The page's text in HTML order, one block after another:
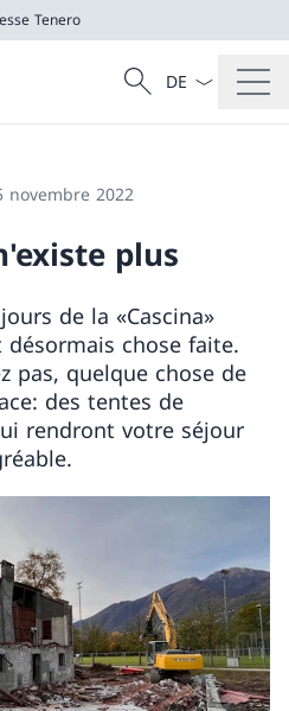
Tenero
Recherche
Recherche
La langue
novembre 2022
plus
de la «Cascina»
désormais chose faite.
pas, quelque chose de
des tentes de
rendront votre séjour